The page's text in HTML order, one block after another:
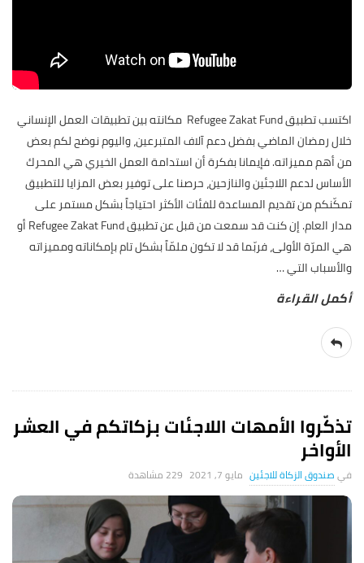
اكتسب تطبيق Refugee Zakat Fund مكانته بين تطبيقات العمل الإنساني
خلال رمضان الماضي بفضل دعم آلاف المتبرعين، واليوم نوضح لكم بعض
من أهم مميزاته. فإيمانا بفكرة أن استدامة العمل الخيري هي المحرك
الأساس لدعم اللاجئين والنازحين، حرصنا على توفير بعض المزايا للتطبيق
تمكّنكم من تقديم المساعدة للفئات الأكثر احتياجاً بشكل مستمر على
مدار العام. إن كنت قد سمعت من قبل عن تطبيق Refugee Zakat Fund أو
هي المرّة الأولى، فربّما قد لا تكون ملمّاً بشكل تام بإمكاناته ومميزاته
والأسباب التي…
تذكّروا الأمهات اللاجئات بزكاتكم في العشر
الأواخر
صندوق الزكاة للاجئين مايو 7, 2021 229 ‎مشاهدة